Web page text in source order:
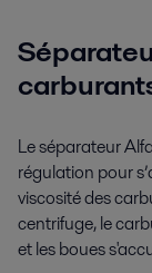
Le séparateur
régulation pour
viscosité des
centrifuge, le
et les boues